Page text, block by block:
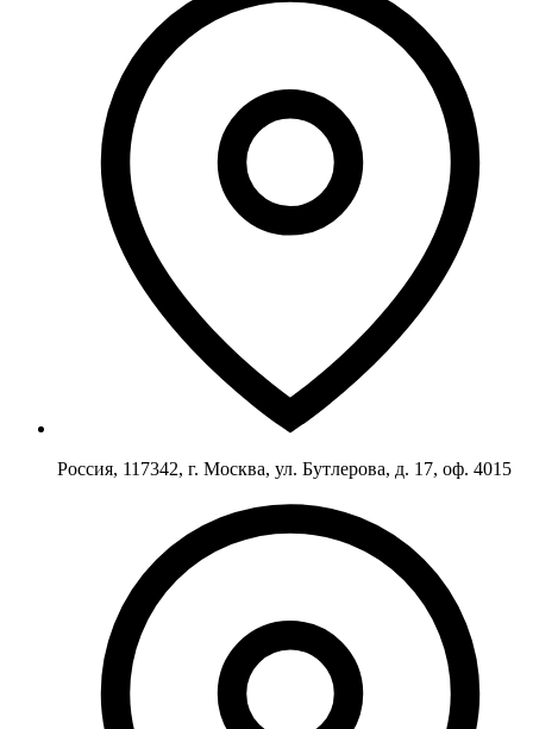
Россия, 117342, г. Москва, ул. Бутлерова, д. 17, оф. 4015